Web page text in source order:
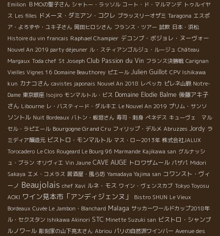
Emilion ＢＭОの聖子さん シャトー・ラッソル コート・ド・マルマンデ トゥルイヤ
ス Les filles ドメーヌ・ダミアン・コクレ ブラッスリーオザミ Taragona エスポ
ア・よろずや・ユキ子さん 岡田ヒロシさん フランス・ツアー 試飲 日本・浜松
Histoire du vin francais Raphael Champier デコンブ・ボジョレ・ヌーヴォー
Nouvel An 2019 party déjeuner ル・スティアンゴルジュ・ルージュ Château
Margaux Toda chef St Joseph Club Passion du Vin フランス決勝戦 Carignan
Vieilles Vignes 16 Domaine Beauthorey ピエール Julien Guillot CPV Ishikawa
kun カナコさん cavistes japonais Nouvel An 2018 レベッカ ピレネ山脈 Notre-
Dame 東京銀座 Isojiro モンマルトル・ビス Domaine Elodie Balme 後藤アキ子
さん Libourne レ・バスティード・ダルキエ Le Nouvel An 2019 プリム・サンソ
ソントル Nuit Bordeaux バトン・板垣さん 寿司・刺身 ぺネデス キューヴェ マル
セル・ラピエール Bourgogne Grand Cru フィリップ・デルメ Abruzzes Jordy ラ
ミディア醸造元 ビストロ・モンマルトル マス・ロー2013年 株式会社JALUX
Torocadero Le Clos Rougeard Le Bourg 96 Marmande Kajikawa san グルナッシ
ュ・ブラン オリヴィエ Vin Jaune CAVE AUGE トロワザムール パザパ Midori
Sakaya エメ・コメラス 居酒屋・風ら坊 Yamadaya Yajima san コワンスト・ヴィ
ーノ Beaujolais chef Xavi ルネ・モス ワイン・ヴェンスカブ Tokyo Toyosu
AOKI ワイン見本市「アンディジェンヌ」 Bistro SHUN Le Vieux
Bordeaux Cuvée Le Jambon・Blanchard Malaga サッカーワールドカップ2018年
ル・セクスタン Ishikawa Akinori STC Minette Suzuki san ビストロ・シャンブ
ルノワール 彫刻家の山下亮太さん Abriou パリの自然派ワインバー Avenue des